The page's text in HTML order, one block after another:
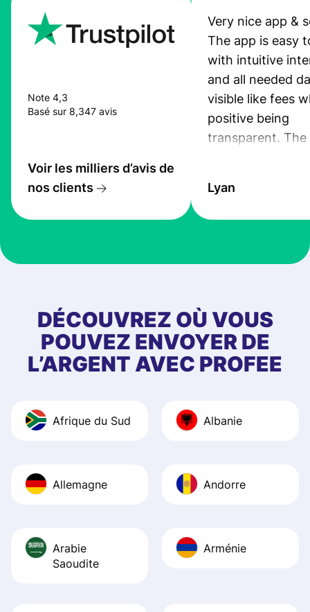
Note 4,3
Basé sur 8,347 avis
Voir les milliers d’avis de
nos clients
Very nice app &
The app is easy
with intuitive
and all needed
visible like fees
positive being
transparent. The
the exchange
at Profee is very
first started
app, and they
quick to provide
and helpful
Recommend it!
Lyan
DÉCOUVREZ OÙ VOUS
POUVEZ ENVOYER DE
L’ARGENT AVEC PROFEE
Afrique du Sud Albanie
Allemagne Andorre
Arabie
Saoudite
Arménie